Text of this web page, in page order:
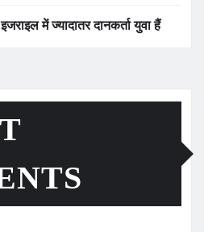
में ज्यादातर दानकर्ता युवा हैं